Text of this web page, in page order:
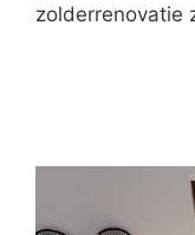
zolderrenovatie